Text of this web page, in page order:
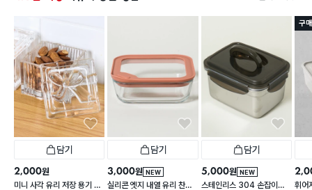
담기
2,000원
미니 사각 유리 저장 용기 13
담기
NEW
3,000원
실리콘 엣지 내열 유리 찬통
담기
NEW
5,000원
스테인리스 304 손잡이형
구
휘어